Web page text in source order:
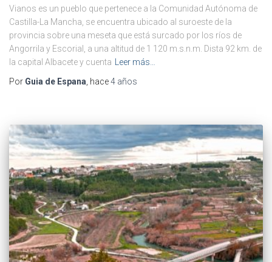
Vianos es un pueblo que pertenece a la Comunidad Autónoma de
Castilla-La Mancha, se encuentra ubicado al suroeste de la
provincia sobre una meseta que está surcado por los ríos de
Angorrila y Escorial, a una altitud de 1 120 m.s.n.m. Dista 92 km. de
la capital Albacete y cuenta
Leer más…
Por Guia de Espana , hace4 años